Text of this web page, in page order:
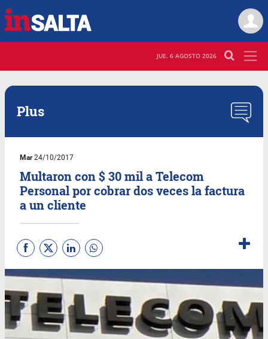
JUE. 6 AGOSTO 2026
Plus
Mar24/10/2017
Multaron con $ 30 mil a Telecom
Personal por cobrar dos veces la factura
a un cliente